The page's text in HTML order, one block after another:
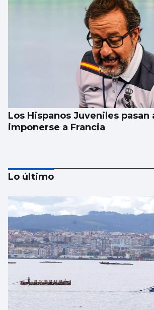
Los Hispanos Juveniles pasan
imponerse a Francia
La gobernanza de la FIFA
Lo último